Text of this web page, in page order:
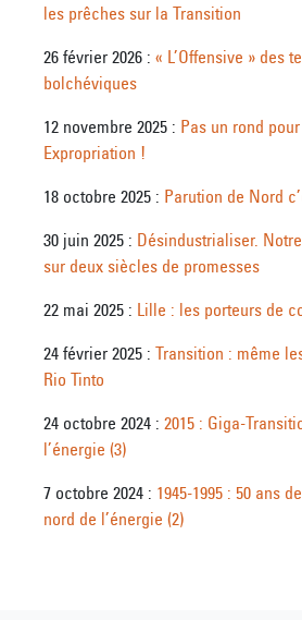
les prêches sur la Transition
26 février 2026 : « L’Offensive » des
bolchéviques
12 novembre 2025 : Pas un rond
Expropriation !
18 octobre 2025 : Parution de Nord
30 juin 2025 : Désindustrialiser.
sur deux siècles de promesses
22 mai 2025 : Lille : les porteurs de
24 février 2025 : Transition : même
Rio Tinto
24 octobre 2024 : 2015 : Giga-
l’énergie (3)
7 octobre 2024 : 1945-1995 : 50 ans
nord de l’énergie (2)